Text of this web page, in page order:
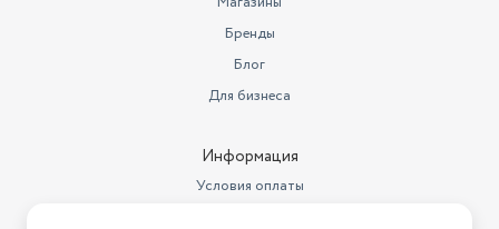
Редуктор газовый (регулятор
резинотканевый; Ручка;
30000
Бренды
Блог
Для бизнеса
Информация
Условия оплаты